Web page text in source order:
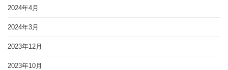
2024年4月
2024年3月
2023年12月
2023年10月